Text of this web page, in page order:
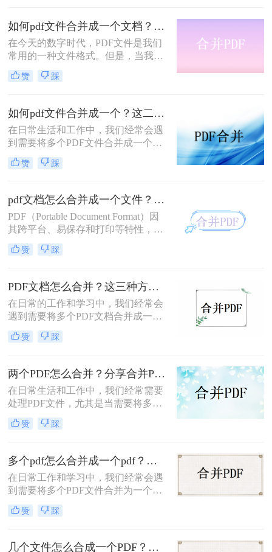
更加方便。那么PDF合并怎么弄呢？
本文将为您详细介绍几种PDF合并的
方法，帮助您轻松完成PDF文件的合
并。
如何pdf文件合并成一个文档？三种合并方法教会你！
在今天的数字时代，PDF文件是我们
常用的一种文件格式。但是，当我们
需要将多个PDF文件合并成一个文档
时，很多人不知道该怎么做。本文将
文档的方法，让您轻松应对这个问
题。
赞 踩
如何pdf文件合并成一个？这二种操作方法十分简单！
在日常生活和工作中，我们经常会遇
到需要将多个PDF文件合并成一个的
情况。这种需求在整理报告、收集资
料或准备演示文稿时尤为常见。合并
还能提高查阅效率。那么如何pdf文件
合并成一个呢？下面，我们将介绍几
种简单有效的方法，帮助您轻松地将
多个PDF文件合并成一个。
赞 踩
pdf文档怎么合并成一个文件？这二种操作方法十分简单！
PDF（Portable Document Format）因
其跨平台、易保存和打印等特性，成
为了文档传输和阅读的重要格式。在
日常工作中，我们经常需要将多个
阅和管理。那么pdf文档怎么合并成一
个文件呢？以下，我将为您介绍两种
常用的PDF合并方法。
赞 踩
PDF文档怎么合并？这三种方法分享给你！
在日常的工作和学习中，我们经常会
遇到需要将多个PDF文档合并成一个
的情况。这种需求在整理报告、收集
资料或准备演示文稿时尤为常见。那
将介绍三种高效的方法，帮助您轻松
地将多个PDF文档合并成一个。
赞 踩
两个PDF怎么合并？分享合并PDF的三个方法！
​在日常生活和工作中，我们经常需要
处理PDF文件，尤其是当需要将多个
PDF文件合并为一个时。合并PDF文
件可以方便我们管理和分享信息，提
呢？本文将为您介绍几种简单易行的
方法，帮助您轻松合并两个PDF文
件。
赞 踩
多个pdf怎么合并成一个pdf？分享简单易操作的三种方法！
在日常工作和学习中，我们经常会遇
到需要将多个PDF文件合并为一个的
情况。例如，你可能需要将多个章节
的PDF文件合并为一个完整的书籍，
个总的报告。下面，我将为你详细介
赞 踩
几个文件怎么合成一个PDF？这三种操作方法十分简单!！